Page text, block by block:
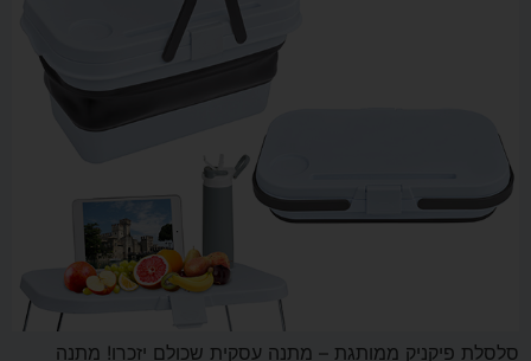
סלסלת פיקניק ממותגת – מתנה עסקית שכולם יזכרו! מתנה